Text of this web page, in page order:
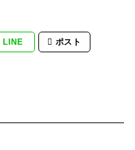
LINE ポスト